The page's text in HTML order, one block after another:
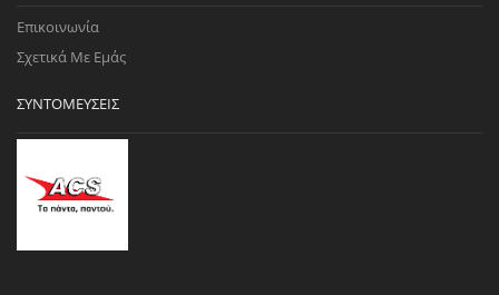
Επικοινωνία
Σχετικά Με Εμάς
ΣΥΝΤΟΜΕΎΣΕΙΣ